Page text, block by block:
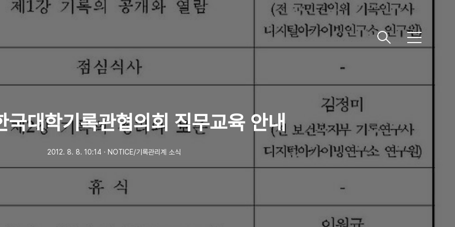
메
뉴
대학기록관협의회 직무교육 안내
2012. 8. 8. 10:14 ㆍ NOTICE/기록관리계 소식